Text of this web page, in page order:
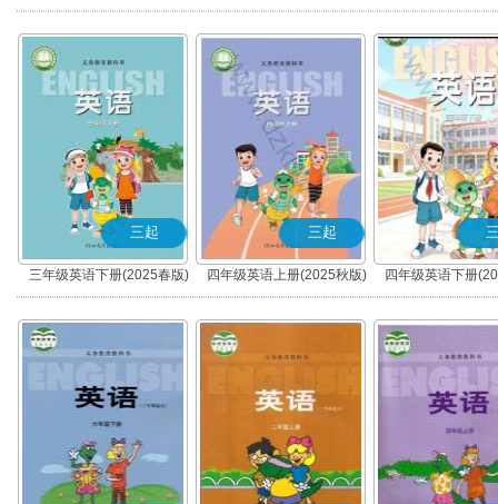
三起
三年级英语下册(2025春版)
(三年级起点)
三起
四年级英语上册(2025秋版)
(三年级起点)
四年级英语下册
(三年级起